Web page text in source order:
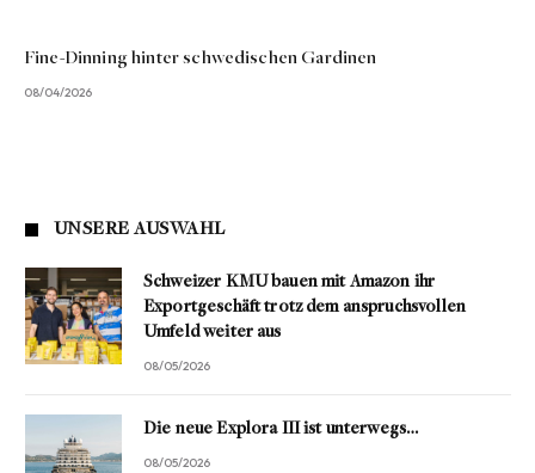
Fine-Dinning hinter schwedischen Gardinen
08/04/2026
UNSERE AUSWAHL
Schweizer KMU bauen mit Amazon ihr
Exportgeschäft trotz dem anspruchsvollen
Umfeld weiter aus
08/05/2026
Die neue Explora III ist unterwegs…
08/05/2026